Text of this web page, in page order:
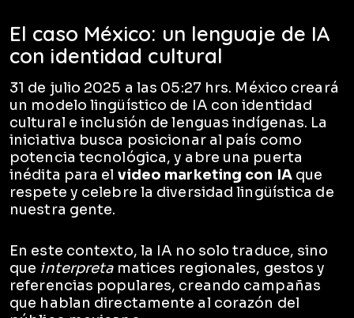
El caso México: un lenguaje de IA
con identidad cultural
31 de julio 2025 a las 05:27 hrs. México creará
un modelo lingüístico de IA con identidad
cultural e inclusión de lenguas indígenas. La
iniciativa busca posicionar al país como
potencia tecnológica, y abre una puerta
inédita para el video marketing con IAque
respete y celebre la diversidad lingüística de
nuestra gente.
En este contexto, la IA no solo traduce, sino
que interpretamatices regionales, gestos y
referencias populares, creando campañas
que hablan directamente al corazón del